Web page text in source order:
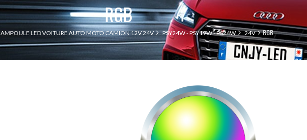
RGB
AMPOULE LED VOITURE AUTO MOTO CAMION 12V 24V PSY24W - PSY19W - PS24W 24V RGB